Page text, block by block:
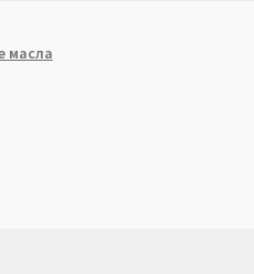
масла